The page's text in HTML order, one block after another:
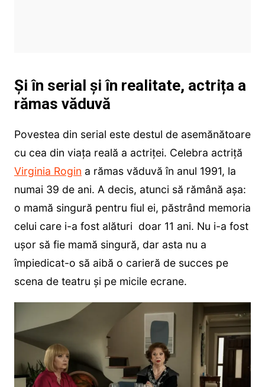
Și în serial și în realitate, actrița a
rămas văduvă
Povestea din serial este destul de asemănătoare
cu cea din viața reală a actriței. Celebra actriță
Virginia Rogin a rămas văduvă în anul 1991, la
numai 39 de ani. A decis, atunci să rămână așa:
o mamă singură pentru fiul ei, păstrând memoria
celui care i-a fost alături doar 11 ani. Nu i-a fost
ușor să fie mamă singură, dar asta nu a
împiedicat-o să aibă o carieră de succes pe
scena de teatru și pe micile ecrane.